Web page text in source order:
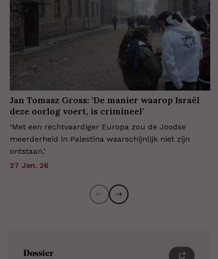
Jan Tomasz Gross: ‘De manier waarop Israël
deze oorlog voert, is crimineel’
‘Met een rechtvaardiger Europa zou de Joodse
meerderheid in Palestina waarschijnlijk niet zijn
ontstaan.’
27 Jan. 26
Dossier